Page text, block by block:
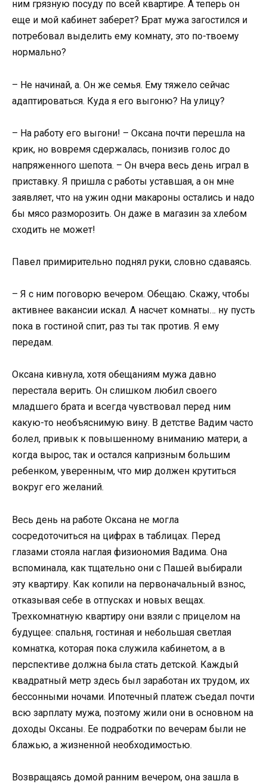
ним грязную посуду по всей квартире. А теперь он
еще и мой кабинет заберет? Брат мужа загостился и
потребовал выделить ему комнату, это по-твоему
нормально?
– Не начинай, а. Он же семья. Ему тяжело сейчас
адаптироваться. Куда я его выгоню? На улицу?
– На работу его выгони! – Оксана почти перешла на
крик, но вовремя сдержалась, понизив голос до
напряженного шепота. – Он вчера весь день играл в
приставку. Я пришла с работы уставшая, а он мне
заявляет, что на ужин одни макароны остались и надо
бы мясо разморозить. Он даже в магазин за хлебом
сходить не может!
Павел примирительно поднял руки, словно сдаваясь.
– Я с ним поговорю вечером. Обещаю. Скажу, чтобы
активнее вакансии искал. А насчет комнаты… ну пусть
пока в гостиной спит, раз ты так против. Я ему
передам.
Оксана кивнула, хотя обещаниям мужа давно
перестала верить. Он слишком любил своего
младшего брата и всегда чувствовал перед ним
какую-то необъяснимую вину. В детстве Вадим часто
болел, привык к повышенному вниманию матери, а
когда вырос, так и остался капризным большим
ребенком, уверенным, что мир должен крутиться
вокруг его желаний.
Весь день на работе Оксана не могла
сосредоточиться на цифрах в таблицах. Перед
глазами стояла наглая физиономия Вадима. Она
вспоминала, как тщательно они с Пашей выбирали
эту квартиру. Как копили на первоначальный взнос,
отказывая себе в отпусках и новых вещах.
Трехкомнатную квартиру они взяли с прицелом на
будущее: спальня, гостиная и небольшая светлая
комнатка, которая пока служила кабинетом, а в
перспективе должна была стать детской. Каждый
квадратный метр здесь был заработан их трудом, их
бессонными ночами. Ипотечный платеж съедал почти
всю зарплату мужа, поэтому жили они в основном на
доходы Оксаны. Ее подработки по вечерам были не
блажью, а жизненной необходимостью.
Возвращаясь домой ранним вечером, она зашла в